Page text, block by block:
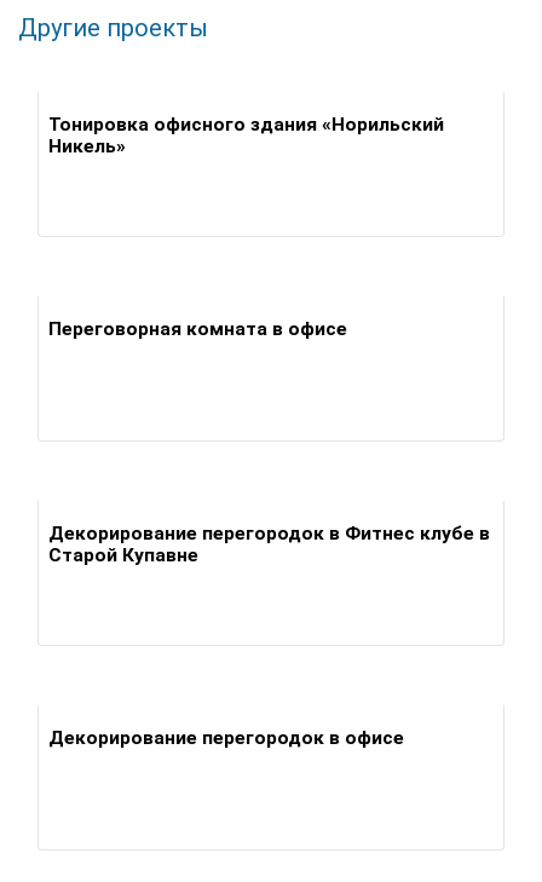
Другие проекты
Тонировка офисного здания «Норильский
Никель»
Переговорная комната в офисе
Декорирование перегородок в Фитнес клубе в
Старой Купавне
Декорирование перегородок в офисе